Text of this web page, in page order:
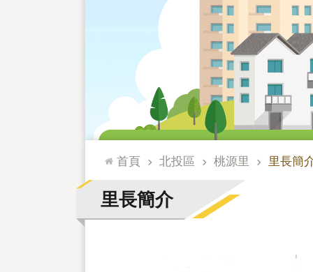
::: 首頁 北投區 桃源里 里長簡
里長簡介